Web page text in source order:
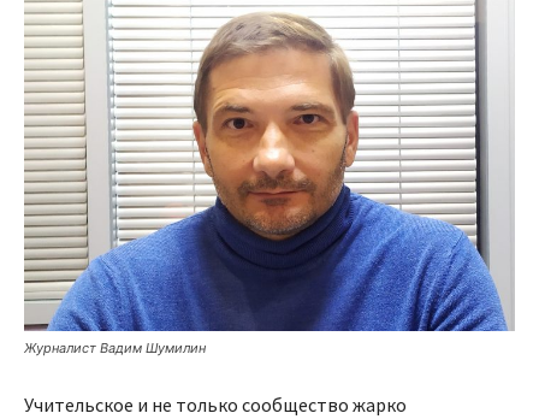
Журналист Вадим Шумилин
Учительское и не только сообщество жарко